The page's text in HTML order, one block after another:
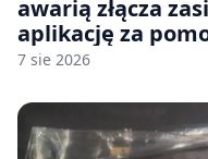
awarią złącza
aplikację za
7 sie 2026